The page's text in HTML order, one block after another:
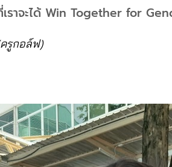
ราจะได้ Win Together for
รูกอล์ฟ)